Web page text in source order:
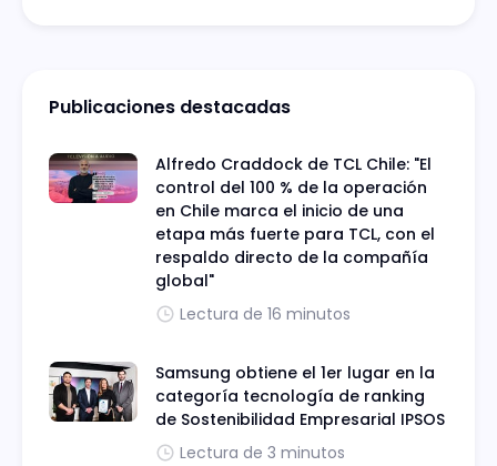
Publicaciones destacadas
Alfredo Craddock de TCL Chile: "El
control del 100 % de la operación
en Chile marca el inicio de una
etapa más fuerte para TCL, con el
respaldo directo de la compañía
global"
Lectura de 16 minutos
Samsung obtiene el 1er lugar en la
categoría tecnología de ranking
de Sostenibilidad Empresarial IPSOS
Lectura de 3 minutos